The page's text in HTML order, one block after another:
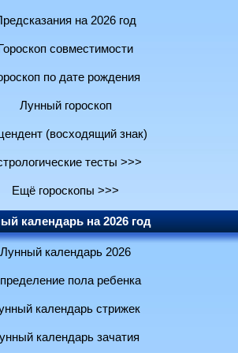
на 2026 год
Гороскоп совместимости
по дате рождения
Лунный гороскоп
(восходящий знак)
тесты >>>
Ещё гороскопы >>>
календарь на 2026 год
Лунный календарь 2026
пола ребенка
календарь стрижек
календарь зачатия